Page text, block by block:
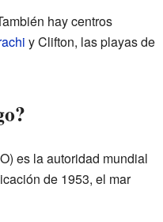
hay centros
y Clifton, las playas de
es la autoridad mundial
de 1953, el mar